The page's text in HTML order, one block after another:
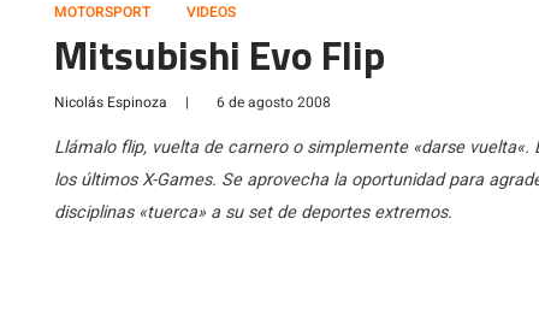
MOTORSPORT VIDEOS
Mitsubishi Evo Flip
Nicolás Espinoza | 6 de agosto 2008
Llámalo flip, vuelta de carnero o simplemente «darse
los últimos X-Games. Se aprovecha la oportunidad para
disciplinas «tuerca» a su set de deportes extremos.